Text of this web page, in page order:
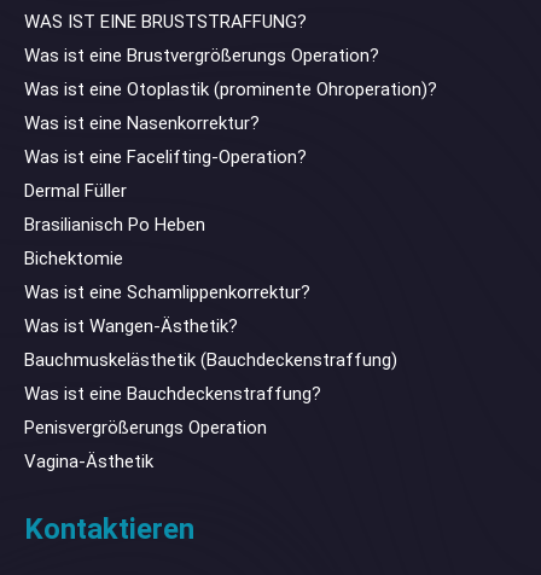
WAS IST EINE BRUSTSTRAFFUNG?
Was ist eine Brustvergrößerungs Operation?
Was ist eine Otoplastik (prominente Ohroperation)?
Was ist eine Nasenkorrektur?
Was ist eine Facelifting-Operation?
Dermal Füller
Brasilianisch Po Heben
Bichektomie
Was ist eine Schamlippenkorrektur?
Was ist Wangen-Ästhetik?
Bauchmuskelästhetik (Bauchdeckenstraffung)
Was ist eine Bauchdeckenstraffung?
Penisvergrößerungs Operation
Vagina-Ästhetik
Kontaktieren